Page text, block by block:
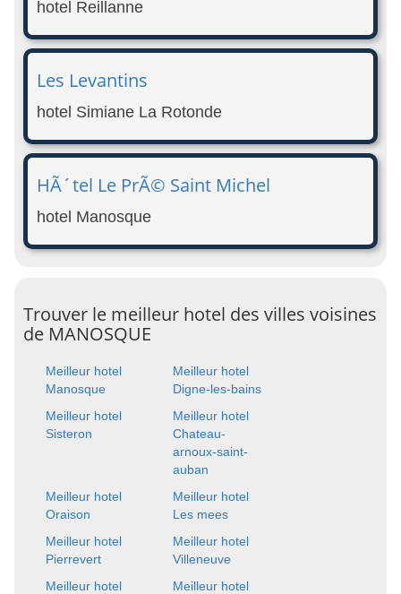
hotel Reillanne
Les Levantins
hotel Simiane La Rotonde
HÃ´tel Le PrÃ© Saint Michel
hotel Manosque
Trouver le meilleur hotel des villes voisines
de MANOSQUE
Meilleur hotel
Manosque
Meilleur hotel
Digne-les-bains
Meilleur hotel
Sisteron
Meilleur hotel
Chateau-
arnoux-saint-
auban
Meilleur hotel
Oraison
Meilleur hotel
Les mees
Meilleur hotel
Pierrevert
Meilleur hotel
Villeneuve
Meilleur hotel
Meilleur hotel